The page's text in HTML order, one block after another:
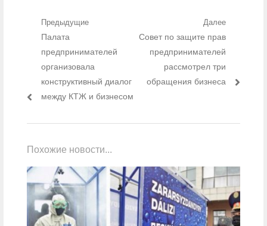
Навигация по записям
Предыдущие
Предыдущий пост:
Палата
предпринимателей
организовала
конструктивный диалог
между КТЖ и бизнесом
Далее
Следующий пост:
Совет по защите прав
предпринимателей
рассмотрел три
обращения бизнеса
Похожие новости...